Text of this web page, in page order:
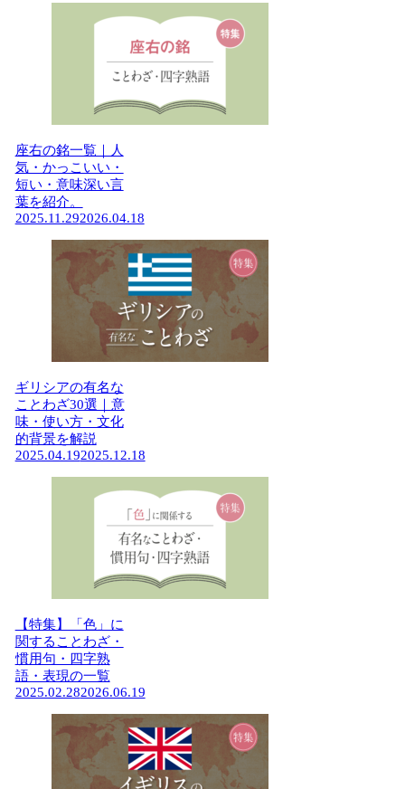
座右の銘一覧｜人
気・かっこいい・
短い・意味深い言
葉を紹介。
2025.11.292026.04.18
ギリシアの有名な
ことわざ30選｜意
味・使い方・文化
的背景を解説
2025.04.192025.12.18
【特集】「色」に
関することわざ・
慣用句・四字熟
語・表現の一覧
2025.02.282026.06.19